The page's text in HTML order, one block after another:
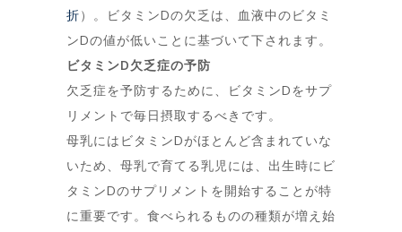
折）。ビタミンDの欠乏は、血液中のビタミ
ンDの値が低いことに基づいて下されます。
ビタミンD欠乏症の予防
欠乏症を予防するために、ビタミンDをサプ
リメントで毎日摂取するべきです。
母乳にはビタミンDがほとんど含まれていな
いため、母乳で育てる乳児には、出生時にビ
タミンDのサプリメントを開始することが特
に重要です。食べられるものの種類が増え始